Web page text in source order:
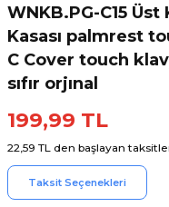
WNKB.PG-C15
Kasası palmrest
C Cover touch
sıfır orjınal
199,99 TL
22,59 TL den başlayan
Taksit Seçenekleri